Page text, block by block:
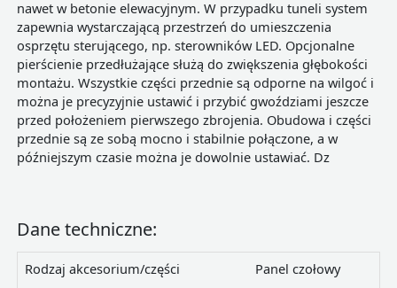
nawet w betonie elewacyjnym. W przypadku tuneli system
zapewnia wystarczającą przestrzeń do umieszczenia
osprzętu sterującego, np. sterowników LED. Opcjonalne
pierścienie przedłużające służą do zwiększenia głębokości
montażu. Wszystkie części przednie są odporne na wilgoć i
można je precyzyjnie ustawić i przybić gwoździami jeszcze
przed położeniem pierwszego zbrojenia. Obudowa i części
przednie są ze sobą mocno i stabilnie połączone, a w
późniejszym czasie można je dowolnie ustawiać. Dz
Dane techniczne:
Rodzaj akcesorium/części
Panel czołowy